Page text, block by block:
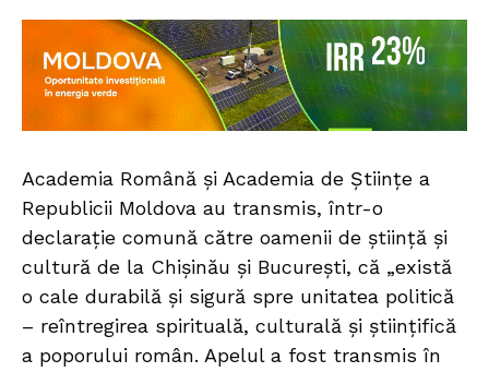
Academia Română și Academia de Științe a
Republicii Moldova au transmis, într-o
declarație comună către oamenii de știință și
cultură de la Chișinău și București, că „există
o cale durabilă și sigură spre unitatea politică
– reîntregirea spirituală, culturală și științifică
a poporului român. Apelul a fost transmis în